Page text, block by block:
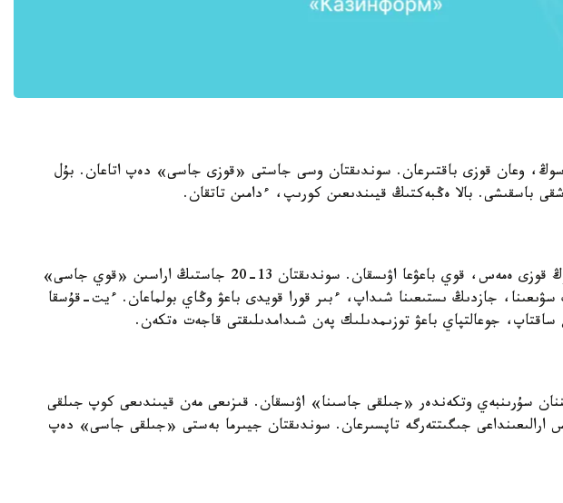
تولعان سوڭ، وعان قوزى باقتىرعان. سوندىقتان وسى جاستى «قوزى جاسى» دەپ اتاعان. بۇل
باسقىشى. بالا ەڭبەكتىڭ قيىندىعىن كورىپ، ءدامىن تاتقان.
بالا 13 جاستان اسقان سوڭ قوزى ەمەس، قوي باعۋعا اۋىسقان. سوندىقتان 13-20 جاستىڭ اراسىن «قوي جاسى»
جازدىڭ ىستىعىنا شىداپ، ءبىر قورا قويدى باعۋ وڭاي بولماعان. ءيت-قۇسقا
جوعالتپاي باعۋ توزىمدىلىك پەن شىدامدىلىقتى قاجەت ەتكەن.
سۇرىنبەي وتكەندەر «جىلقى جاسىنا» اۋىسقان. قىزىعى مەن قيىندىعى كوپ جىلقى
باعۋدى 25-40 جاس ارالىعىنداعى جىگىتتەرگە تاپسىرعان. سوندىقتان جيىرما بەستى «جىلقى جاسى» دەپ